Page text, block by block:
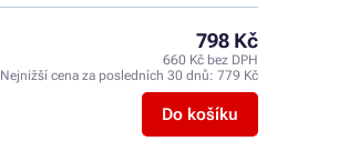
798 Kč
660 Kč bez DPH
Nejnižší cena za posledních 30 dnů: 779 Kč
Do košíku